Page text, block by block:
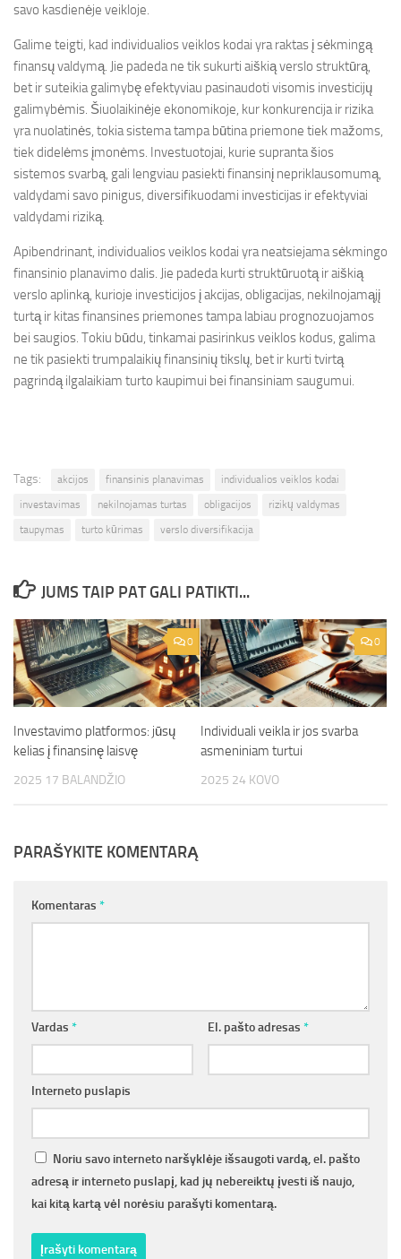
savo kasdienėje veikloje.
Galime teigti, kad individualios veiklos kodai yra raktas į sėkmingą
finansų valdymą. Jie padeda ne tik sukurti aiškią verslo struktūrą,
bet ir suteikia galimybę efektyviau pasinaudoti visomis investicijų
galimybėmis. Šiuolaikinėje ekonomikoje, kur konkurencija ir rizika
yra nuolatinės, tokia sistema tampa būtina priemone tiek mažoms,
tiek didelėms įmonėms. Investuotojai, kurie supranta šios
sistemos svarbą, gali lengviau pasiekti finansinį nepriklausomumą,
valdydami savo pinigus, diversifikuodami investicijas ir efektyviai
valdydami riziką.
Apibendrinant, individualios veiklos kodai yra neatsiejama sėkmingo
finansinio planavimo dalis. Jie padeda kurti struktūruotą ir aiškią
verslo aplinką, kurioje investicijos į akcijas, obligacijas, nekilnojamąjį
turtą ir kitas finansines priemones tampa labiau prognozuojamos
bei saugios. Tokiu būdu, tinkamai pasirinkus veiklos kodus, galima
ne tik pasiekti trumpalaikių finansinių tikslų, bet ir kurti tvirtą
pagrindą ilgalaikiam turto kaupimui bei finansiniam saugumui.
Tags: akcijos finansinis planavimas
individualios veiklos kodai
investavimas
nekilnojamas turtas obligacijos
rizikų valdymas
taupymas
turto kūrimas verslo diversifikacija
JUMS TAIP PAT GALI PATIKTI...
0
Investavimo platformos: jūsų
kelias į finansinę laisvę
2025 17 BALANDŽIO
0
Individuali veikla ir jos svarba
asmeniniam turtui
2025 24 KOVO
PARAŠYKITE KOMENTARĄ
Komentaras *
Vardas * El. pašto adresas *
Interneto puslapis
Noriu savo interneto naršyklėje išsaugoti vardą, el. pašto
adresą ir interneto puslapį, kad jų nebereiktų įvesti iš naujo,
kai kitą kartą vėl norėsiu parašyti komentarą.